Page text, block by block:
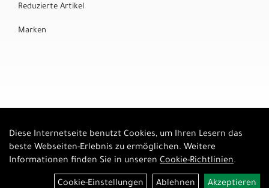
Reduzierte Artikel
Marken
Diese Internetseite benutzt Cookies, um Ihren Lesern das
beste Webseiten-Erlebnis zu ermöglichen. Weitere
Informationen finden Sie in unseren Cookie-Richtlinien.
Cookie-Einstellungen Ablehnen Akzeptieren
Auftrag widerrufen